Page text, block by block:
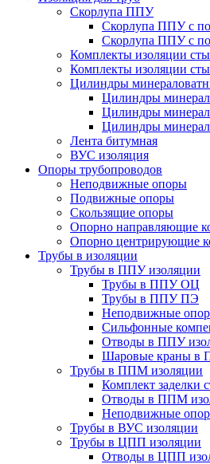
Скорлупа ППУ
Скорлупа ППУ с
Скорлупа ППУ с
Комплекты изоляции
Комплекты изоляции
Цилиндры
Цилиндры
Цилиндры
Цилиндры
Лента битумная
ВУС изоляция
Опоры трубопроводов
Неподвижные опоры
Подвижные опоры
Скользящие опоры
Опорно направляющие
Опорно центрирующие
Трубы в изоляции
Трубы в ППУ изоляции
Трубы в ППУ ОЦ
Трубы в ППУ ПЭ
Неподвижные
Сильфонные
Отводы в ППУ
Шаровые краны в
Трубы в ППМ изоляции
Комплект
Отводы в ППМ
Неподвижные
Трубы в ВУС изоляции
Трубы в ЦПП изоляции
Отводы в ЦПП